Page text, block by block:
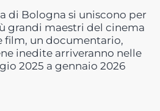
di Bologna si uniscono per
grandi maestri del cinema
un documentario,
inedite arriveranno nelle
2025 a gennaio 2026